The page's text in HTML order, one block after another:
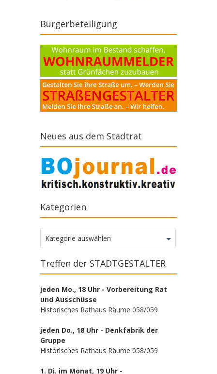
Bürgerbeteiligung
Neues aus dem Stadtrat
Kategorien
Kategorien
Kategorie auswählen
Treffen der STADTGESTALTER
jeden Mo., 18 Uhr - Vorbereitung Rat
und Ausschüsse
Historisches Rathaus Räume 058/059
jeden Do., 18 Uhr - Denkfabrik der
Gruppe
Historisches Rathaus Räume 058/059
1. Di. im Monat, 19 Uhr -